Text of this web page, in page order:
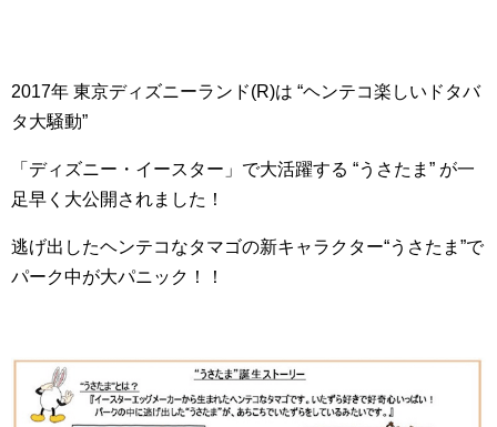
2017年 東京ディズニーランド(R)は “ヘンテコ楽しいドタバ
タ大騒動”
「ディズニー・イースター」で大活躍する “うさたま” が一
足早く大公開されました！
逃げ出したヘンテコなタマゴの新キャラクター“うさたま”で
パーク中が大パニック！！